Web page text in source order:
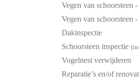
Vegen van schoorsteen
Vegen van schoorsteen
Dakinspectie
Schoorsteen inspectie
Vogelnest verwijderen
Reparatie’s en/of